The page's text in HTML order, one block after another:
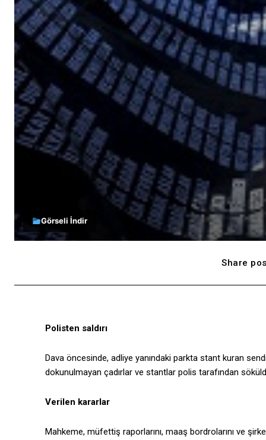
Görseli İndir
Share
Polisten saldırı
Dava öncesinde, adliye yanındaki parkta stant kuran
dokunulmayan çadırlar ve stantlar polis tarafın­dan
Verilen kararlar
Mahkeme, müfettiş raporlarını, maaş bordrolarını ve